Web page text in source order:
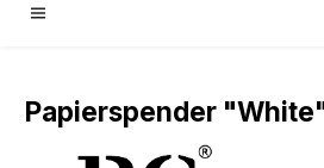
Papierspender